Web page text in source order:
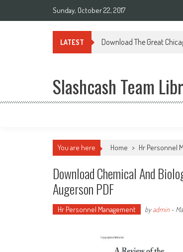
Sunday, October 22, 2017
LATEST Download The Great
Slashcash Team
You are here Home > Hr Personnel
Download Chemical And
Augerson PDF
Hr Personnel Management byadmin -